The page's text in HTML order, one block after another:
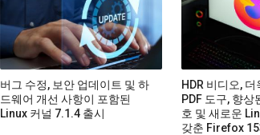
버그 수정, 보안 업데이트 및 하
드웨어 개선 사항이 포함된
Linux 커널 7.1.4 출시
HDR 비디오,
PDF 도구, 향상
호 및 새로운
갖춘 Firefox